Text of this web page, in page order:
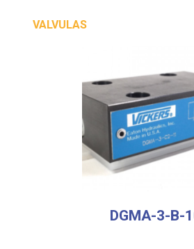
VALVULAS
DGMA-3-B-